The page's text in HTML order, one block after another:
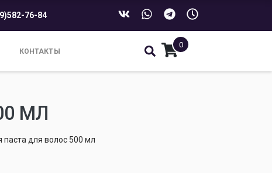
76-84
КОНТАКТЫ
0
МЛ
паста для волос 500 мл